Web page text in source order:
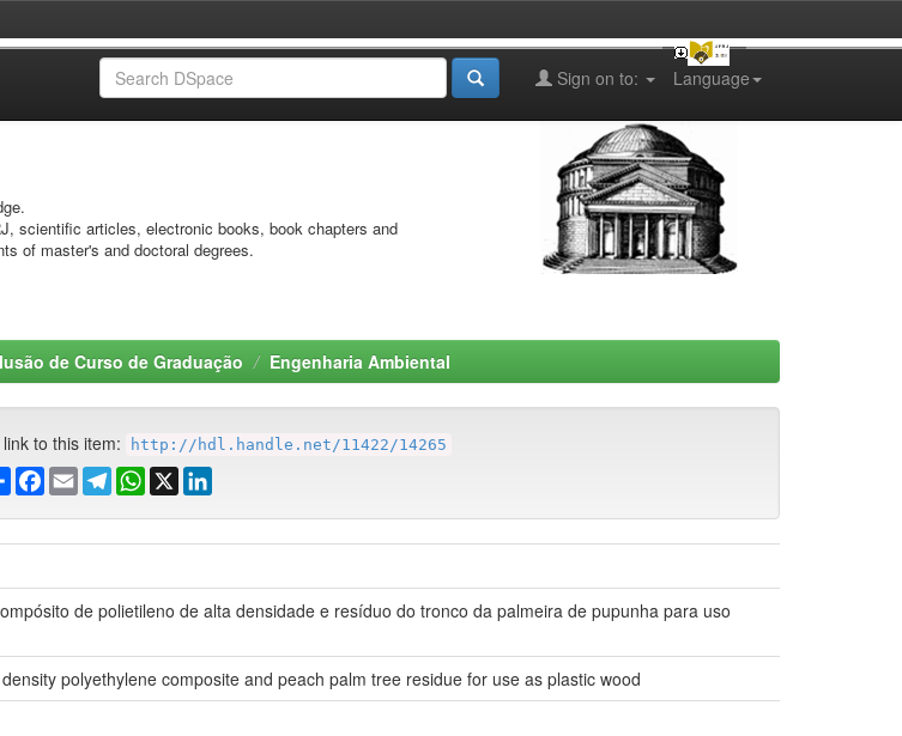
Language
Sign on to:
scientific articles, electronic books, book chapters and
of master's and doctoral degrees.
de Curso de Graduação Engenharia Ambiental
to this item: http://hdl.handle.net/11422/14265
ShareFacebook
EmailTelegramWhatsApp
X
de polietileno de alta densidade e resíduo do tronco da palmeira de pupunha para uso
polyethylene composite and peach palm tree residue for use as plastic wood